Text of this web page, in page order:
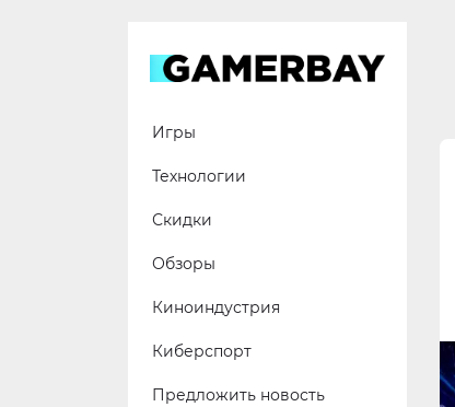
Игры
Технологии
Скидки
Обзоры
Киноиндустрия
Киберспорт
Предложить новость